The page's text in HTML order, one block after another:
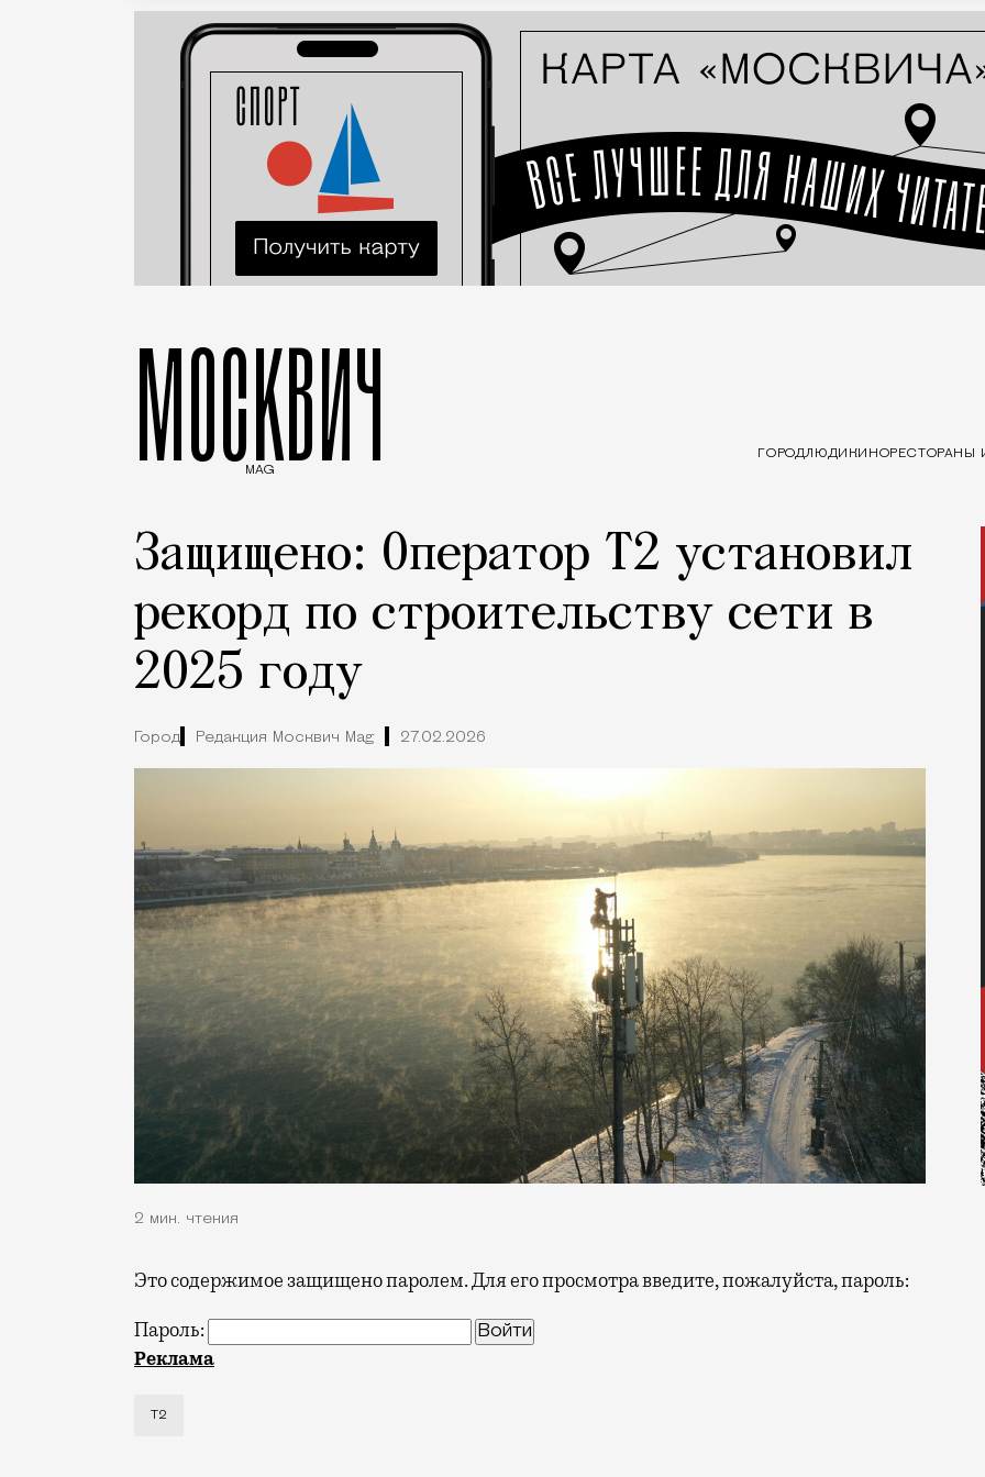
МОСКВИЧ
MAG
ГОРОДЛЮДИ КИНОРЕСТОРАНЫ
Защищено: Оператор Т2 установил
рекорд по строительству сети в
2025 году
Город Редакция Москвич Mag 27.02.2026
2 мин. чтения
Это содержимое защищено паролем. Для его просмотра введите, пожалуйста, пароль:
Пароль:
Оператор мобильной связи Т2 подвел итоги технического развития за 2025 год. Компания
Реклама
Т2